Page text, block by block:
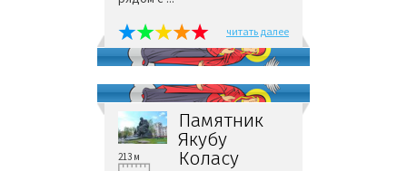
читать далее
Памятник
Якубу
Коласу
213 м